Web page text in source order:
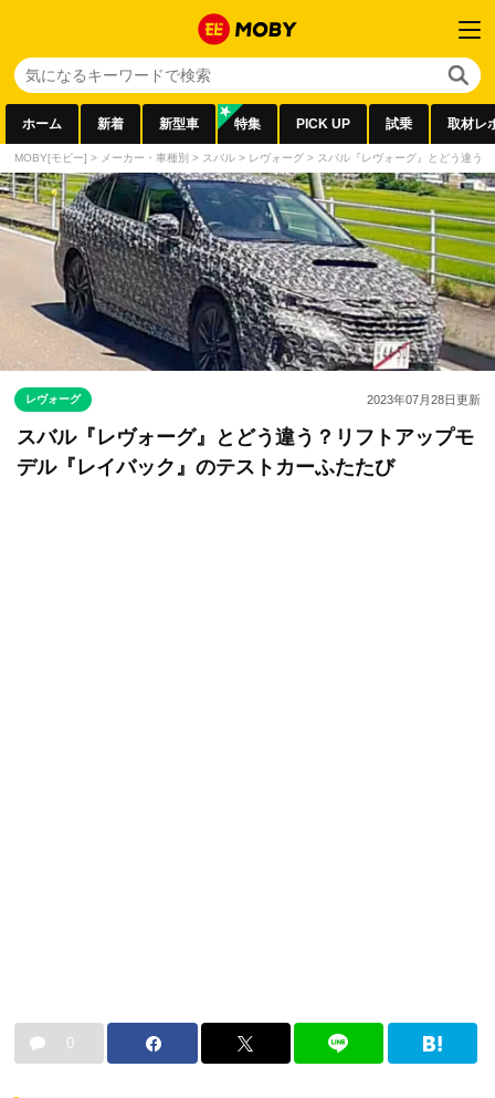
ホーム 新着 新型車 特集 PICK UP 試乗 取材レ
MOBY[モビー] > メーカー・車種別 > スバル > レヴォーグ > スバル『レヴォーグ』とどう違う
レヴォーグ 2023年07月28日更新
スバル『レヴォーグ』とどう違う？リフトアップモ
デル『レイバック』のテストカーふたたび
0